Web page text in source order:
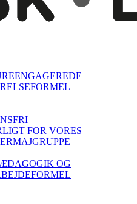
ENGAGEREDE
FORMEL
FOR VORES
MAJGRUPPE
OG
FORMEL